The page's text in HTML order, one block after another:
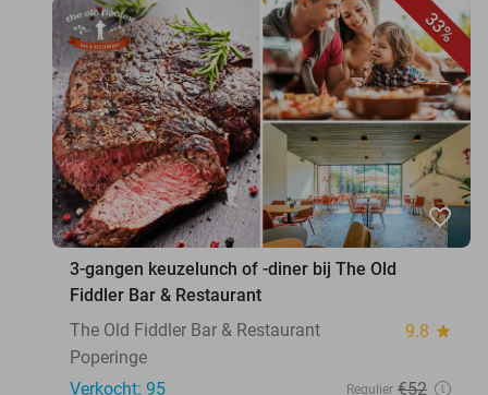
33%
favorite_border
3-gangen keuzelunch of -diner bij The Old
Fiddler Bar & Restaurant
The Old Fiddler Bar & Restaurant
9.8 star
Poperinge
Verkocht: 95
Regulier €52